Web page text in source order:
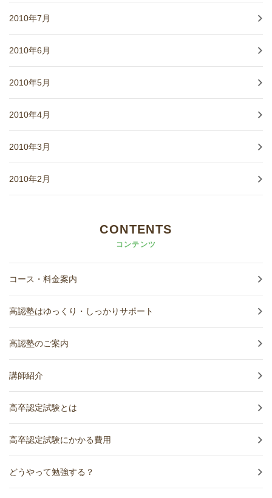
2010年7月
2010年6月
2010年5月
2010年4月
2010年3月
2010年2月
CONTENTS
コンテンツ
コース・料金案内
高認塾はゆっくり・しっかりサポート
高認塾のご案内
講師紹介
高卒認定試験とは
高卒認定試験にかかる費用
どうやって勉強する？